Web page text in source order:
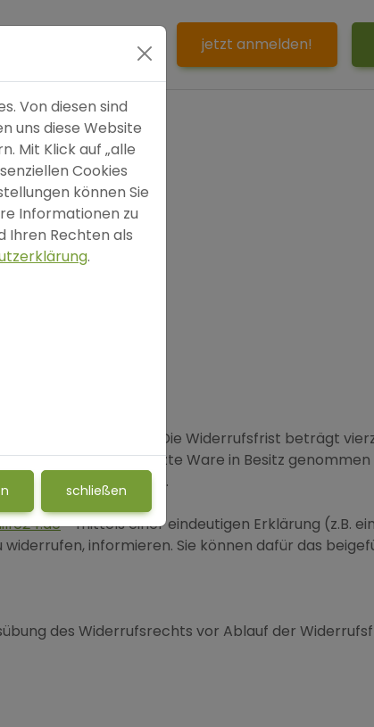
SOS jetzt anmelden!
Widerrufsrecht.
zu widerrufen. Die Widerrufsfrist beträgt
Beförderer ist, die letzte Ware in Besitz
mit Erhalt der Ware.
- mittels einer eindeutigen Erklärung (z.B.
informieren. Sie können dafür das
des Widerrufsrechts vor Ablauf der
Von diesen sind
uns diese Website
Mit Klick auf „alle
Cookies
können Sie
Informationen zu
Ihren Rechten als
.
schließen